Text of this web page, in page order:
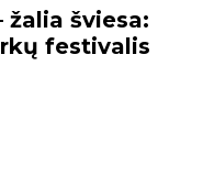
žalia šviesa:
festivalis